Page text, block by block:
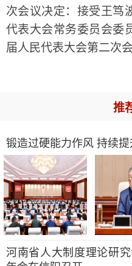
次会议决定：接受王笃
代表大会常务委员会委
届人民代表大会第二次会
推
锻造过硬能力作风 持续
河南省人大制度理论研